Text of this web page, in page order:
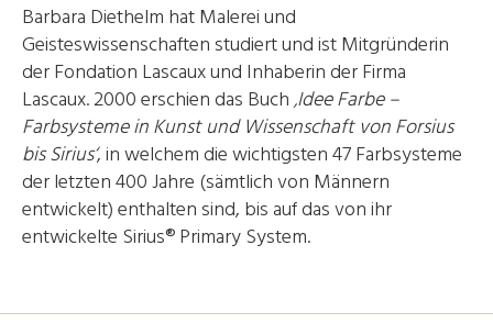
Barbara Diethelm hat Malerei und
Geisteswissenschaften studiert und ist Mitgründerin
der Fondation Lascaux und Inhaberin der Firma
Lascaux. 2000 erschien das Buch‚Idee Farbe –
Farbsysteme in Kunst und Wissenschaft von Forsius
bis Sirius‘, in welchem die wichtigsten 47 Farbsysteme
der letzten 400 Jahre (sämtlich von Männern
entwickelt) enthalten sind, bis auf das von ihr
entwickelte Sirius® Primary System.